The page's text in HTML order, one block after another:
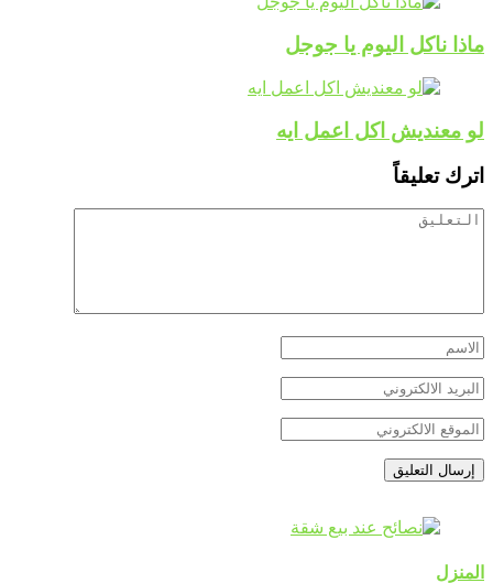
ماذا ناكل اليوم يا جوجل
لو معنديش اكل اعمل ايه
اترك تعليقاً
المنزل